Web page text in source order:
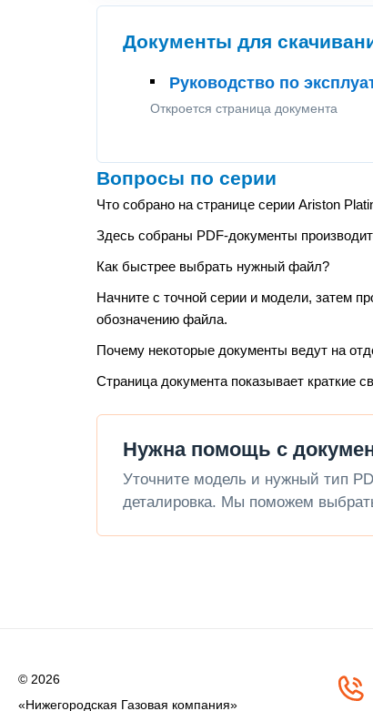
Документы для
Руководство по
Откроется страница документа
Вопросы по серии
Что собрано на странице серии Ariston
Здесь собраны PDF-документы
Как быстрее выбрать нужный файл?
Начните с точной серии и модели, затем
обозначению файла.
Почему некоторые документы ведут на
Страница документа показывает краткие
Нужна помощь с
Уточните модель и нужный тип
деталировка. Мы поможем
© 2026
«Нижегородская Газовая компания»